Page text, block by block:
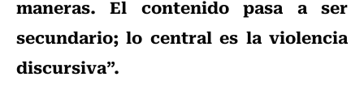
maneras. El contenido pasa a ser
secundario; lo central es la violencia
discursiva”.